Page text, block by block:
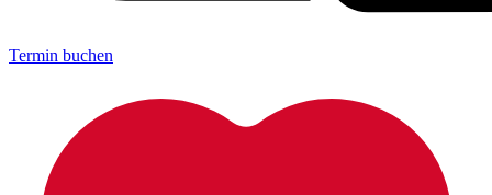
Termin buchen